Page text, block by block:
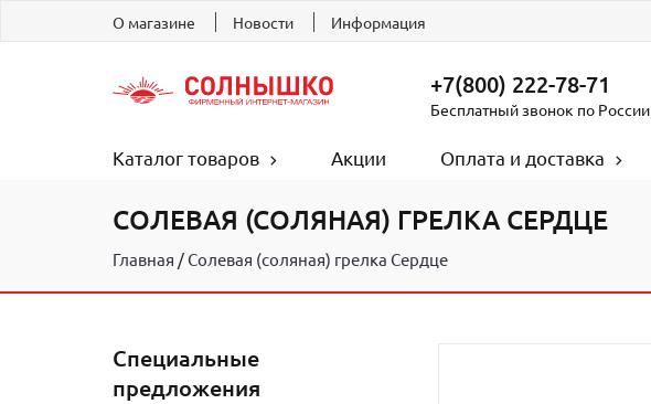
О магазине Новости Информация
+7(800) 222-78-71
Бесплатный звонок по России
Каталог товаров Акции Оплата и доставка
СОЛЕВАЯ (СОЛЯНАЯ) ГРЕЛКА СЕРДЦЕ
Главная Солевая (соляная) грелка Сердце
Специальные
предложения